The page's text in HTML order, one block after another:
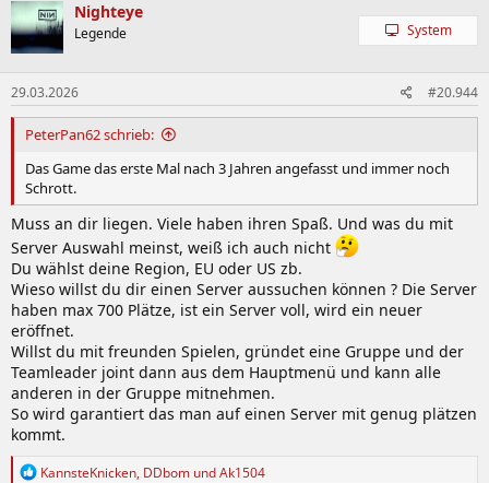
Nighteye
Legende System
29.03.2026 #20.944
PeterPan62 schrieb:
Das Game das erste Mal nach 3 Jahren angefasst und immer noch
Schrott.
Muss an dir liegen. Viele haben ihren Spaß. Und was du mit
Server Auswahl meinst, weiß ich auch nicht
Du wählst deine Region, EU oder US zb.
Wieso willst du dir einen Server aussuchen können ? Die Server
haben max 700 Plätze, ist ein Server voll, wird ein neuer
eröffnet.
Willst du mit freunden Spielen, gründet eine Gruppe und der
Teamleader joint dann aus dem Hauptmenü und kann alle
anderen in der Gruppe mitnehmen.
So wird garantiert das man auf einen Server mit genug plätzen
kommt.
R
KannsteKnicken, DDbom undAk1504